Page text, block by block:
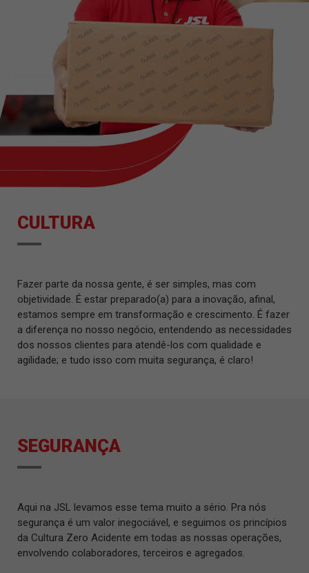
CULTURA
Fazer parte da nossa gente, é ser simples, mas com
objetividade. É estar preparado(a) para a inovação, afinal,
estamos sempre em transformação e crescimento. É fazer
a diferença no nosso negócio, entendendo as necessidades
dos nossos clientes para atendê-los com qualidade e
agilidade; e tudo isso com muita segurança, é claro!
SEGURANÇA
Aqui na JSL levamos esse tema muito a sério. Pra nós
segurança é um valor inegociável, e seguimos os princípios
da Cultura Zero Acidente em todas as nossas operações,
envolvendo colaboradores, terceiros e agregados.